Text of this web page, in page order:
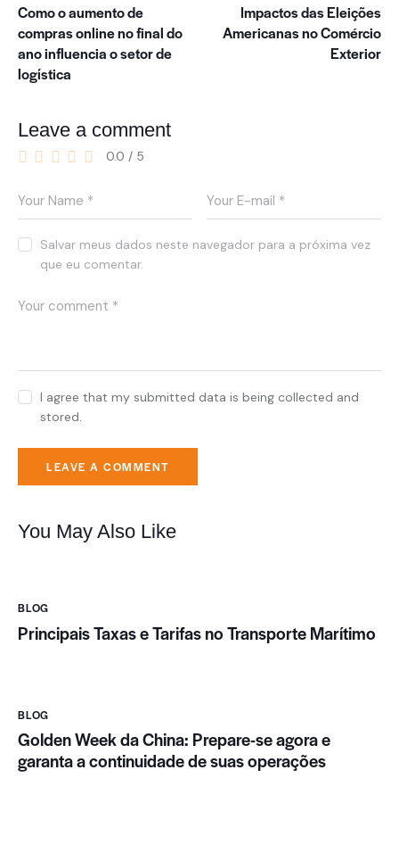
Como o aumento de
compras online no final do
ano influencia o setor de
logística
Impactos das Eleições
Americanas no Comércio
Exterior
Leave a comment
0.0 / 5
Salvar meus dados neste navegador para a próxima vez
que eu comentar.
I agree that my submitted data is being collected and
stored.
You May Also Like
BLOG
Principais Taxas e Tarifas no Transporte Marítimo
BLOG
Golden Week da China: Prepare-se agora e
garanta a continuidade de suas operações